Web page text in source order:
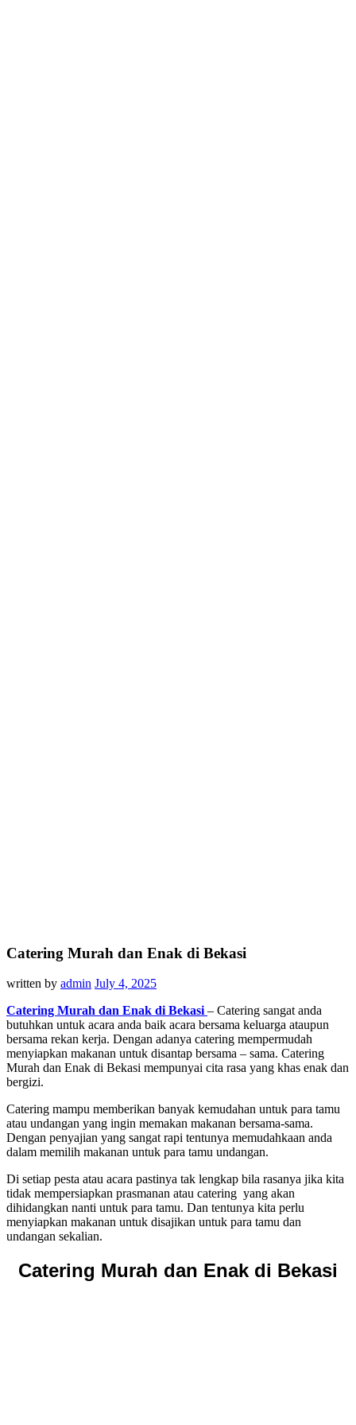
Catering Murah dan Enak di Bekasi
written by admin July 4, 2025
Catering Murah dan Enak di Bekasi – Catering sangat anda
butuhkan untuk acara anda baik acara bersama keluarga ataupun
bersama rekan kerja. Dengan adanya catering mempermudah
menyiapkan makanan untuk disantap bersama – sama. Catering
Murah dan Enak di Bekasi mempunyai cita rasa yang khas enak dan
bergizi.
Catering mampu memberikan banyak kemudahan untuk para tamu
atau undangan yang ingin memakan makanan bersama-sama.
Dengan penyajian yang sangat rapi tentunya memudahkaan anda
dalam memilih makanan untuk para tamu undangan.
Di setiap pesta atau acara pastinya tak lengkap bila rasanya jika kita
tidak mempersiapkan prasmanan atau catering yang akan
dihidangkan nanti untuk para tamu. Dan tentunya kita perlu
menyiapkan makanan untuk disajikan untuk para tamu dan
undangan sekalian.
Catering Murah dan Enak di Bekasi